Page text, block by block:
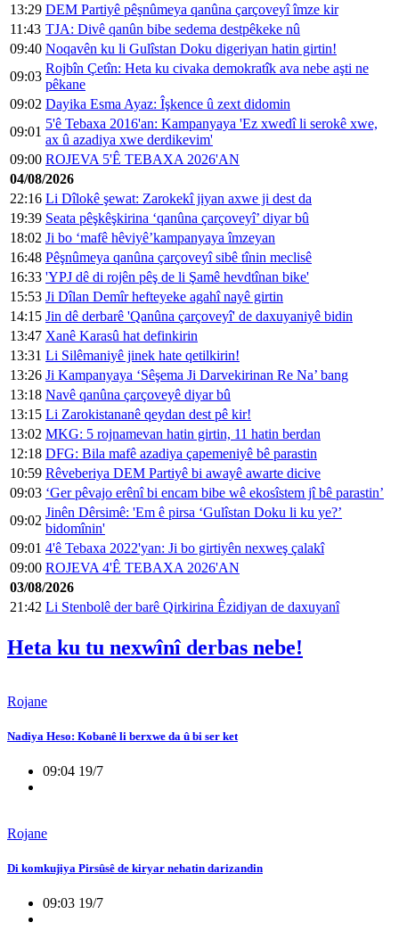
13:29 DEM Partiyê pêşnûmeya qanûna çarçoveyî îmze kir
11:43 TJA: Divê qanûn bibe sedema destpêkeke nû
09:40 Noqavên ku li Gulîstan Doku digeriyan hatin girtin!
09:03
Rojbîn Çetîn: Heta ku civaka demokratîk ava nebe aşti ne
pêkane
09:02 Dayika Esma Ayaz: Îşkence û zext didomin
09:01
5'ê Tebaxa 2016'an: Kampanyaya 'Ez xwedî li serokê xwe,
ax û azadiya xwe derdikevim'
09:00 ROJEVA 5'Ê TEBAXA 2026'AN
04/08/2026
22:16 Li Dîlokê şewat: Zarokekî jiyan axwe ji dest da
19:39 Seata pêşkêşkirina ‘qanûna çarçoveyî’ diyar bû
18:02 Ji bo ‘mafê hêviyê’kampanyaya îmzeyan
16:48 Pêşnûmeya qanûna çarçoveyî sibê tînin meclisê
16:33 'YPJ dê di rojên pêş de li Şamê hevdtînan bike'
15:53 Ji Dîlan Demîr hefteyeke agahî nayê girtin
14:15 Jin dê derbarê 'Qanûna çarçoveyî' de daxuyaniyê bidin
13:47 Xanê Karasû hat definkirin
13:31 Li Silêmaniyê jinek hate qetilkirin!
13:26 Ji Kampanyaya ‘Sêşema Ji Darvekirinan Re Na’ bang
13:18 Navê qanûna çarçoveyê diyar bû
13:15 Li Zarokistananê qeydan dest pê kir!
13:02 MKG: 5 rojnamevan hatin girtin, 11 hatin berdan
12:18 DFG: Bila mafê azadiya çapemeniyê bê parastin
10:59 Rêveberiya DEM Partiyê bi awayê awarte dicive
09:03 ‘Ger pêvajo erênî bi encam bibe wê ekosîstem jî bê parastin’
09:02
Jinên Dêrsimê: 'Em ê pirsa ‘Gulîstan Doku li ku ye?’
bidomînin'
09:01 4'ê Tebaxa 2022'yan: Ji bo girtiyên nexweş çalakî
09:00 ROJEVA 4'Ê TEBAXA 2026'AN
03/08/2026
21:42 Li Stenbolê der barê Qirkirina Êzidiyan de daxuyanî
Heta ku tu nexwînî derbas nebe!
Rojane
Nadiya Heso: Kobanê li berxwe da û bi ser ket
09:04 19/7
Rojane
Di komkujiya Pirsûsê de kiryar nehatin darizandin
09:03 19/7